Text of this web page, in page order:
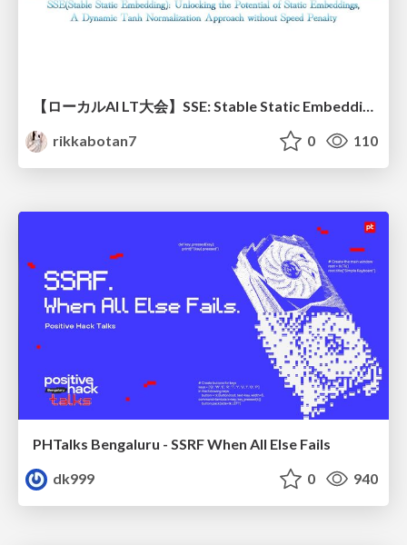
【ローカルAI LT大会】SSE: Stable Static Embedding ー速度低下を伴わず 静的埋め込みモデルの潜在能力を引き出す Dynamic Tanh手法の提案
rikkabotan7
0 110
PHTalks Bengaluru - SSRF When All Else Fails
dk999
0 940